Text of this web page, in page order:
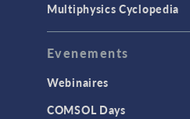
Multiphysics Cyclopedia
Evenements
Webinaires
COMSOL Days